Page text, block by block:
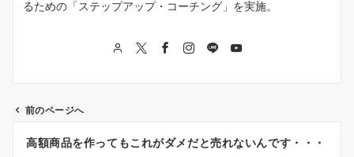
るための「ステップアップ・コーチング」を実施。
投
前のページへ
高額商品を作ってもこれがダメだと売れないんです・・・